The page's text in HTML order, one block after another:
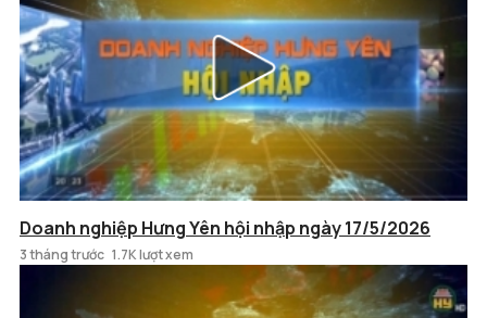
Doanh nghiệp Hưng Yên hội nhập ngày 17/5/2026
3 tháng trước 1.7K lượt xem